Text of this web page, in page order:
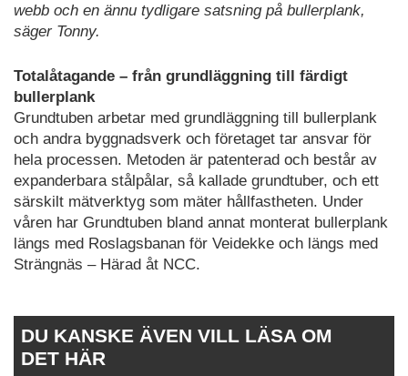
webb och en ännu tydligare satsning på bullerplank,
säger Tonny.
Totalåtagande – från grundläggning till färdigt
bullerplank
Grundtuben arbetar med grundläggning till bullerplank
och andra byggnadsverk och företaget tar ansvar för
hela processen. Metoden är patenterad och består av
expanderbara stålpålar, så kallade grundtuber, och ett
särskilt mätverktyg som mäter hållfastheten. Under
våren har Grundtuben bland annat monterat bullerplank
längs med Roslagsbanan för Veidekke och längs med
Strängnäs – Härad åt NCC.
DU KANSKE ÄVEN VILL LÄSA OM
DET HÄR